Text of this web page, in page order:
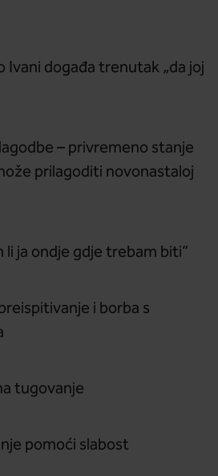
Ivani događa trenutak „da joj
– privremeno stanje
prilagoditi novonastaloj
li ja ondje gdje trebam biti“
i borba s
tugovanje
pomoći slabost